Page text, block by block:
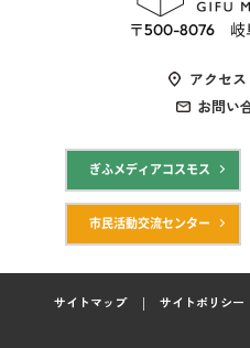
〒500-8076 岐
アクセ
お問い
ぎふメディアコスモス
市民活動交流センター
サイトマップ サイトポリシー